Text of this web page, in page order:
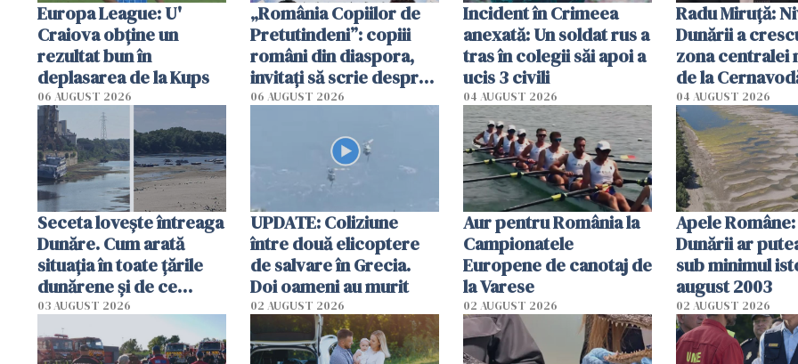
Europa League: U'
Craiova obține un
rezultat bun în
deplasarea de la Kups
06 AUGUST 2026
„România Copiilor de
Pretutindeni”: copiii
români din diaspora,
invitați să scrie despre
România într-un volum
06 AUGUST 2026
Incident în Crimeea
anexată: Un soldat rus a
tras în colegii săi apoi a
ucis 3 civili
04 AUGUST 2026
Radu Miruţă:
Dunării a
zona centralei
de la
cm faţă de
04 AUGUST 2026
Seceta lovește întreaga
Dunăre. Cum arată
situația în toate țările
dunărene și de ce
România resimte
efectele, deși a plouat
în iulie
03 AUGUST 2026
UPDATE: Coliziune
între două elicoptere
de salvare în Grecia.
Doi oameni au murit
02 AUGUST 2026
Aur pentru România la
Campionatele
Europene de canotaj de
la Varese
02 AUGUST 2026
Apele
Dunării ar
sub minimul
august 2003
02 AUGUST 2026